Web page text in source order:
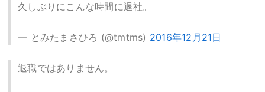
久しぶりにこんな時間に退社。
— とみたまさひろ (@tmtms) 2016年12月21日
退職ではありません。